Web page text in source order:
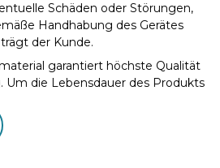
Schäden oder Störungen,
Handhabung des Gerätes
der Kunde.
garantiert höchste Qualität
Um die Lebensdauer des Produkts